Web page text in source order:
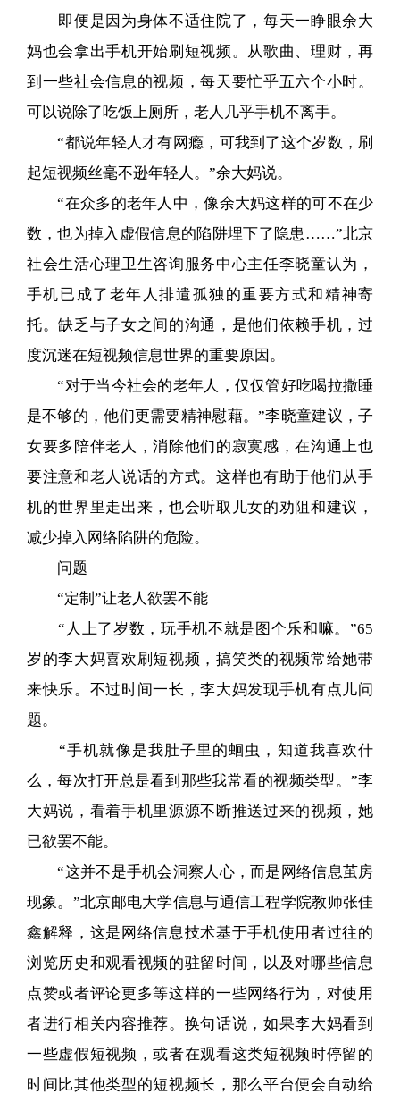
即便是因为身体不适住院了，每天一睁眼余大
妈也会拿出手机开始刷短视频。从歌曲、理财，再
到一些社会信息的视频，每天要忙乎五六个小时。
可以说除了吃饭上厕所，老人几乎手机不离手。
“都说年轻人才有网瘾，可我到了这个岁数，刷
起短视频丝毫不逊年轻人。”余大妈说。
“在众多的老年人中，像余大妈这样的可不在少
数，也为掉入虚假信息的陷阱埋下了隐患……”北京
社会生活心理卫生咨询服务中心主任李晓童认为，
手机已成了老年人排遣孤独的重要方式和精神寄
托。缺乏与子女之间的沟通，是他们依赖手机，过
度沉迷在短视频信息世界的重要原因。
“对于当今社会的老年人，仅仅管好吃喝拉撒睡
是不够的，他们更需要精神慰藉。”李晓童建议，子
女要多陪伴老人，消除他们的寂寞感，在沟通上也
要注意和老人说话的方式。这样也有助于他们从手
机的世界里走出来，也会听取儿女的劝阻和建议，
减少掉入网络陷阱的危险。
问题
“定制”让老人欲罢不能
“人上了岁数，玩手机不就是图个乐和嘛。”65
岁的李大妈喜欢刷短视频，搞笑类的视频常给她带
来快乐。不过时间一长，李大妈发现手机有点儿问
题。
“手机就像是我肚子里的蛔虫，知道我喜欢什
么，每次打开总是看到那些我常看的视频类型。”李
大妈说，看着手机里源源不断推送过来的视频，她
已欲罢不能。
“这并不是手机会洞察人心，而是网络信息茧房
现象。”北京邮电大学信息与通信工程学院教师张佳
鑫解释，这是网络信息技术基于手机使用者过往的
浏览历史和观看视频的驻留时间，以及对哪些信息
点赞或者评论更多等这样的一些网络行为，对使用
者进行相关内容推荐。换句话说，如果李大妈看到
一些虚假短视频，或者在观看这类短视频时停留的
时间比其他类型的短视频长，那么平台便会自动给